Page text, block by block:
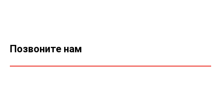
Позвоните нам